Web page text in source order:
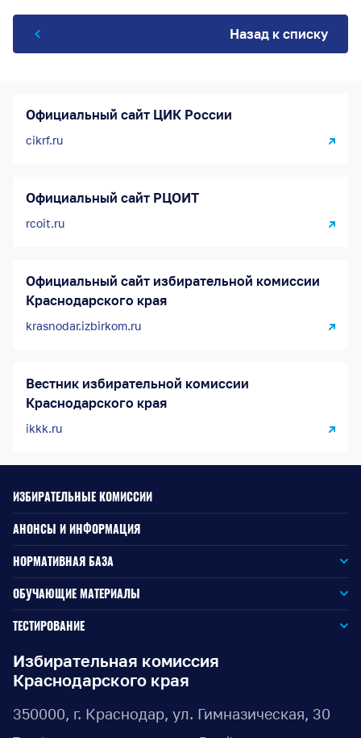
Назад к списку
Официальный сайт ЦИК России
cikrf.ru
Официальный сайт РЦОИТ
rcoit.ru
Официальный сайт избирательной комиссии
Краснодарского края
krasnodar.izbirkom.ru
Вестник избирательной комиссии
Краснодарского края
ikkk.ru
Избирательная комиссия
Краснодарского края
350000, г. Краснодар, ул. Гимназическая, 30
ИЗБИРАТЕЛЬНЫЕ КОМИССИИ
АНОНСЫ И ИНФОРМАЦИЯ
НОРМАТИВНАЯ БАЗА
Законодательство РФ
Законодательство КК
Документы ЦИК России
Документы ИККК
Выборы Губернатора Краснодарского края
ОБУЧАЮЩИЕ МАТЕРИАЛЫ
Для окружной избирательной комиссии
Для территориальной избирательной комиссии
Для участковой избирательной комиссии
ТЕСТИРОВАНИЕ
Для членов участковых избирательных комиссий